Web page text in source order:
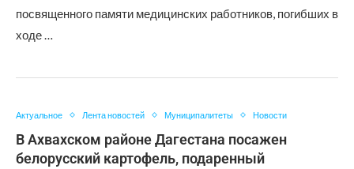
посвященного памяти медицинских работников, погибших в
ходе …
Актуальное Лента новостей Муниципалитеты Новости
В Ахвахском районе Дагестана посажен
белорусский картофель, подаренный